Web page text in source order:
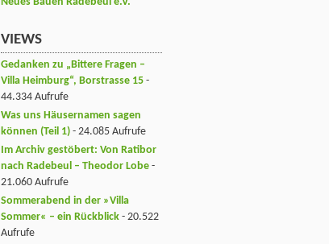
VIEWS
Gedanken zu „Bittere Fragen –
Villa Heimburg“, Borstrasse 15 -
44.334 Aufrufe
Was uns Häusernamen sagen
können (Teil 1) - 24.085 Aufrufe
Im Archiv gestöbert: Von Ratibor
nach Radebeul – Theodor Lobe -
21.060 Aufrufe
Sommerabend in der »Villa
Sommer« – ein Rückblick - 20.522
Aufrufe